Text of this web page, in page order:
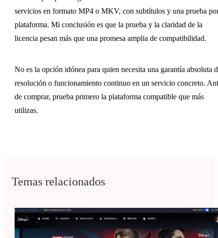
servicios en formato MP4 o MKV, con subtítulos y una prueba
plataforma. Mi conclusión es que la prueba y la claridad de la
licencia pesan más que una promesa amplia de compatibilidad.
No es la opción idónea para quien necesita una garantía absoluta
resolución o funcionamiento continuo en un servicio concreto.
de comprar, prueba primero la plataforma compatible que más
utilizas.
Temas relacionados